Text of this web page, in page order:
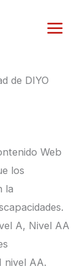
de DIYO
Web
los
la
A, Nivel AA
nivel AA.